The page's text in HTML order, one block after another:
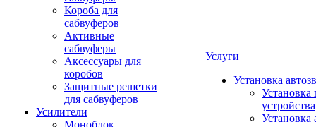
Короба для
сабвуферов
Активные
сабвуферы
Аксессуары для
коробов
Защитные решетки
для сабвуферов
Усилители
Моноблок
Услуги
Установка
Установка
устройства
Установка